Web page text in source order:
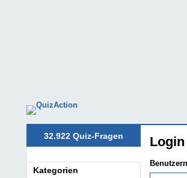
Login
32.922 Quiz-Fragen
Kategorien